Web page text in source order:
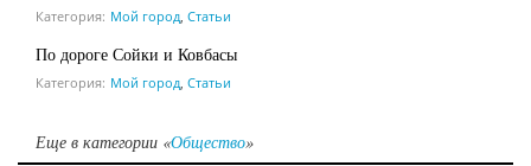
Категория: Мой город Статьи
По дороге Сойки и Ковбасы
Категория: Мой город Статьи
Еще в категории «Общество»